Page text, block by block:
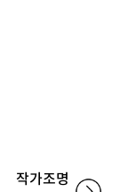
작가조명 논단